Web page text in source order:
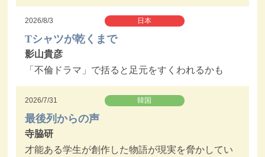
2026/8/3 日本
Tシャツが乾くまで
影山貴彦
「不倫ドラマ」で括ると足元をすくわれるかも
2026/7/31 韓国
最後列からの声
寺脇研
才能ある学生が創作した物語が現実を脅かしてい